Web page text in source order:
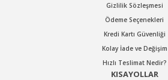
Gizlilik Sözleşmesi
Ödeme Seçenekleri
Kredi Kartı Güvenliği
Kolay İade ve Değişim
Hızlı Teslimat Nedir?
KISAYOLLAR